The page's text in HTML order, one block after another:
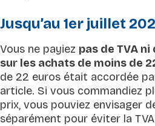
Jusqu’au 1er juillet
Vous ne payiez pas de TVA
sur les achats de moins de
de 22 euros était accordée
article. Si vous commandiez
prix, vous pouviez envisager
séparément pour éviter la